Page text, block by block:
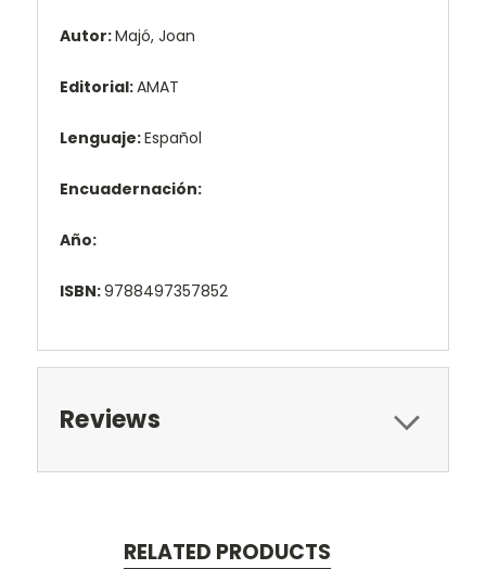
Autor:Majó, Joan
Editorial:AMAT
Lenguaje:Español
Encuadernación:
Año:
ISBN:9788497357852
Reviews
RELATED PRODUCTS